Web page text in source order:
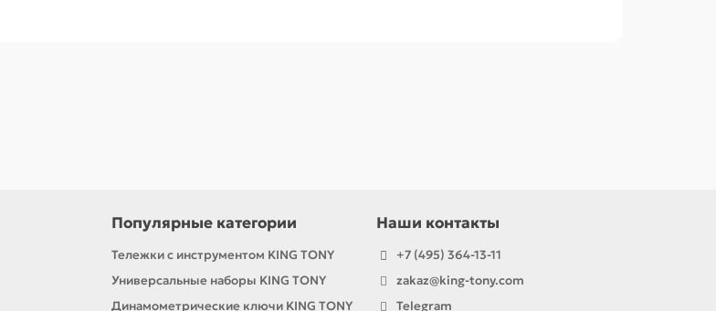
Популярные категории
Тележки с инструментом KING TONY
Универсальные наборы KING TONY
Динамометрические ключи KING TONY
Наши контакты
+7 (495) 364-13-11
zakaz@king-tony.com
Telegram